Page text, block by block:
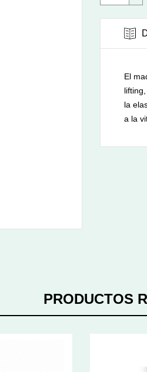
El
la
a la
PRODUCTOS